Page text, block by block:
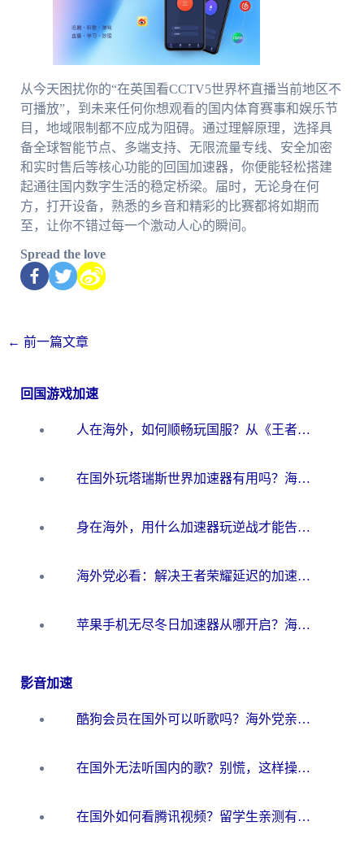
从今天困扰你的“在英国看CCTV5世界杯直播当前地区不
可播放”，到未来任何你想观看的国内体育赛事和娱乐节
目，地域限制都不应成为阻碍。通过理解原理，选择具
备全球智能节点、多端支持、无限流量专线、安全加密
和实时售后等核心功能的回国加速器，你便能轻松搭建
起通往国内数字生活的稳定桥梁。届时，无论身在何
方，打开设备，熟悉的乡音和精彩的比赛都将如期而
至，让你不错过每一个激动人心的瞬间。
Spread the love
← 前一篇文章
回国游戏加速
人在海外，如何顺畅玩国服？从《王者荣耀》到《云图计划》的加速器终极指南
在国外玩塔瑞斯世界加速器有用吗？海外玩家亲测后的真实答案
身在海外，用什么加速器玩逆战才能告别延迟？
海外党必看：解决王者荣耀延迟的加速器终极指南——从EVE到猫和老鼠，一个工具全搞定
苹果手机无尽冬日加速器从哪开启？海外玩家的冬日生存指南
影音加速
酷狗会员在国外可以听歌吗？海外党亲测有效：3步解决音乐权限难题
在国外无法听国内的歌？别慌，这样操作就能畅听QQ音乐（附亲测加速器推荐）
在国外如何看腾讯视频？留学生亲测有效的回国加速方案